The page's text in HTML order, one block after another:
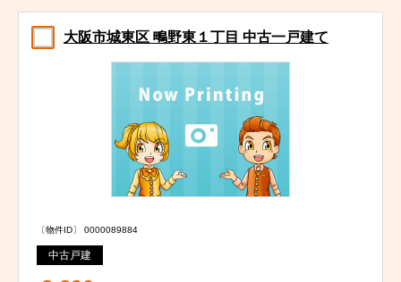
大阪市城東区 鴫野東１丁目 中古一戸建て
〔物件ID〕 0000089884
中古戸建